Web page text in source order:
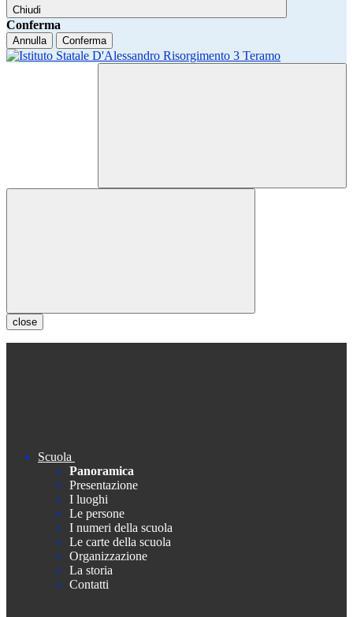
Chiudi
Conferma
Annulla Conferma
close
Scuola
Panoramica
Presentazione
I luoghi
Le persone
I numeri della scuola
Le carte della scuola
Organizzazione
La storia
Contatti